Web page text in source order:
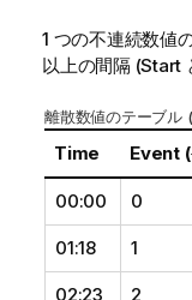
1 つの不連続数値
以上の間隔 (Start
離散数値のテーブル (
Time Event
00:00 0
01:18 1
02:23 2